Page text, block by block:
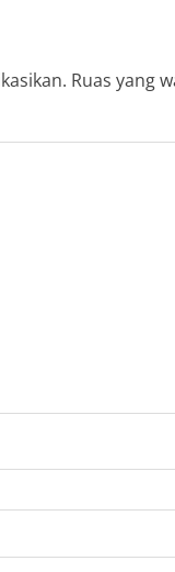
Ruas yang